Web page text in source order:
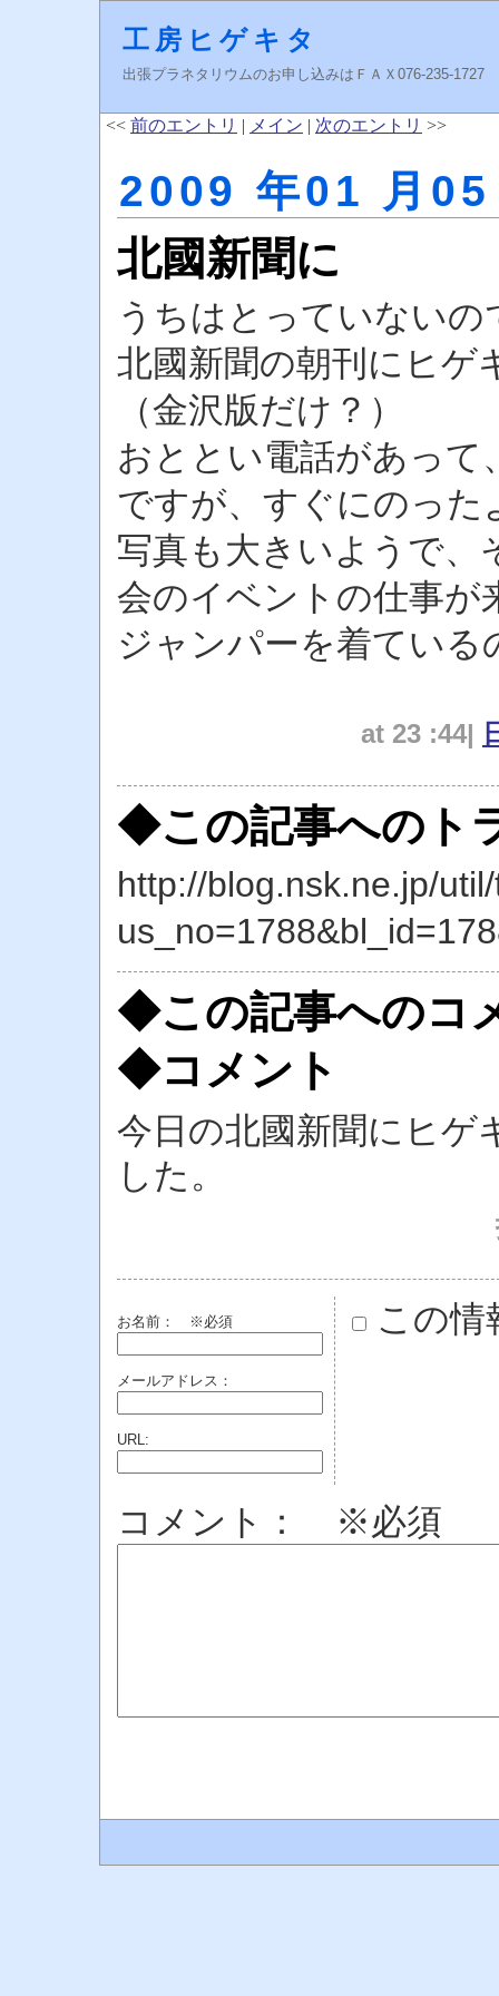
工房ヒゲキタ
出張プラネタリウムのお申し込みはＦＡＸ076-235-
<< 前のエントリ | メイン | 次のエントリ >>
2009 年01 月
北國新聞に
うちはとっていない
北國新聞の朝刊にヒゲ
（金沢版だけ？）
おととい電話があっ
ですが、すぐにのった
写真も大きいようで、
会のイベントの仕事が
ジャンパーを着てい
at 23 :44|
◆この記事へのト
http://blog.nsk.ne.jp/
◆この記事へのコ
◆コメント
今日の北國新聞にヒゲ
した。
お名前： ※必須
メールアドレス：
URL:
この情
コメント： ※必須